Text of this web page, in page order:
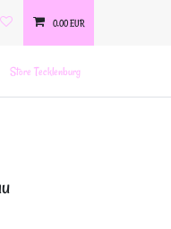
0,00 EUR
Store Tecklenburg